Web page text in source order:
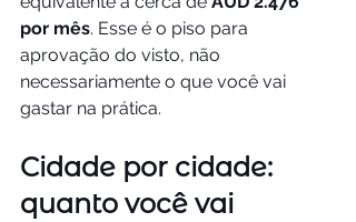
por mês. Esse é o piso para
aprovação do visto, não
necessariamente o que você vai
gastar na prática.
Cidade por cidade:
quanto você vai